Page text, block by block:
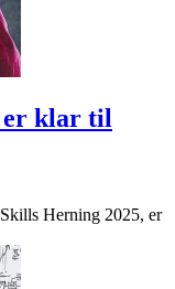
er klar til
Herning 2025, er